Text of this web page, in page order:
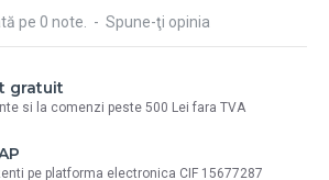
pe 0 note. - Spune-ţi opinia
gratuit
si la comenzi peste 500 Lei fara TVA
pe platforma electronica CIF 15677287